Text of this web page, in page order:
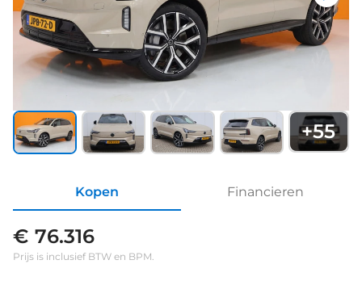
+55
Kopen Financieren
€ 76.316
Prijs is inclusief BTW en BPM.